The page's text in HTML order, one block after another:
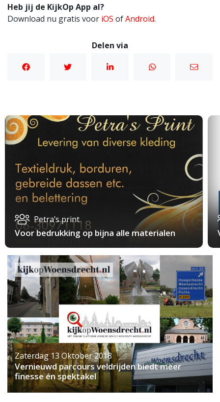
Heb jij de KijkOp App al?
Download nu gratis voor iOS ofAndroid.
Delen via
Petra’s print
Voor bedrukking op bijna alle materialen
Zaterdag 13 Oktober 2018
Vernieuwd parcours veldrijden biedt meer
finesse én spektakel